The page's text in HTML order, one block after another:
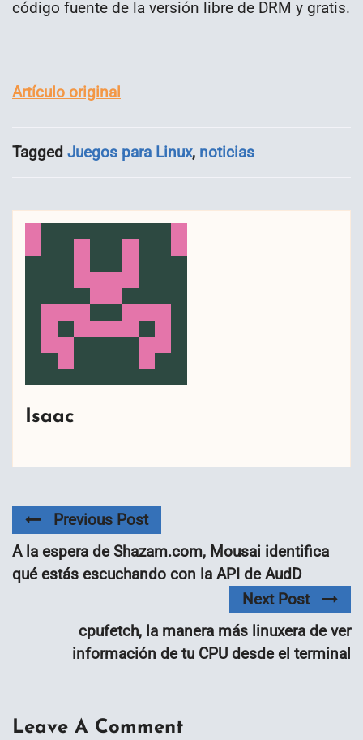
código fuente de la versión libre de DRM y gratis.
Artículo original
Tagged Juegos para Linux, noticias
Isaac
Previous Post
A la espera de Shazam.com, Mousai identifica
qué estás escuchando con la API de AudD
Next Post
cpufetch, la manera más linuxera de ver
información de tu CPU desde el terminal
Leave A Comment